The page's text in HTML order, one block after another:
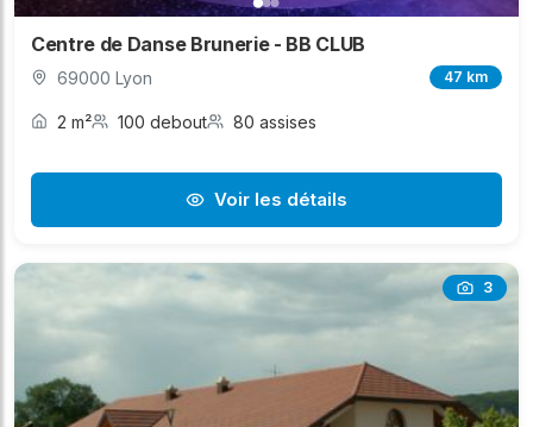
Centre de Danse Brunerie - BB CLUB
69000 Lyon 47 km
2 m² 100 debout 80 assises
Voir les détails
3